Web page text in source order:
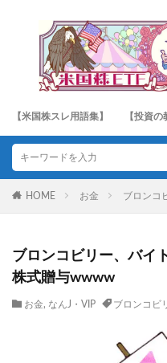
【米国株スレ用語集】 【投資の
HOME お金 ブロンコ
ブロンコビリー、バイ
株式贈与wwww
お金, なんJ・VIP ブロンコビ